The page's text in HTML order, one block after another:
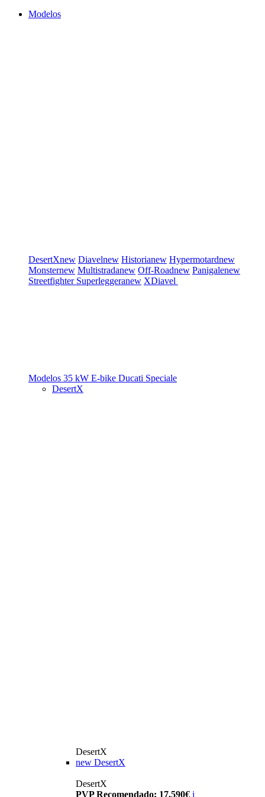
Modelos
DesertXnew Diavelnew Historianew Hypermotardnew
Monsternew Multistradanew Off-Roadnew Panigalenew
Streetfighter Superleggeranew XDiavel
Modelos 35 kW E-bike Ducati Speciale
DesertX
DesertX
new DesertX
DesertX
PVP Recomendado: 17.590€ i